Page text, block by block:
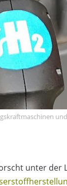
unter der